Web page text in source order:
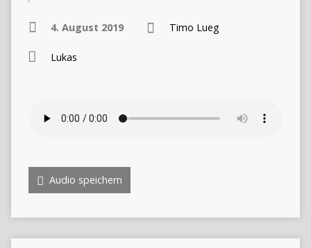
4. August 2019 Timo Lueg
Lukas
Audio speichern